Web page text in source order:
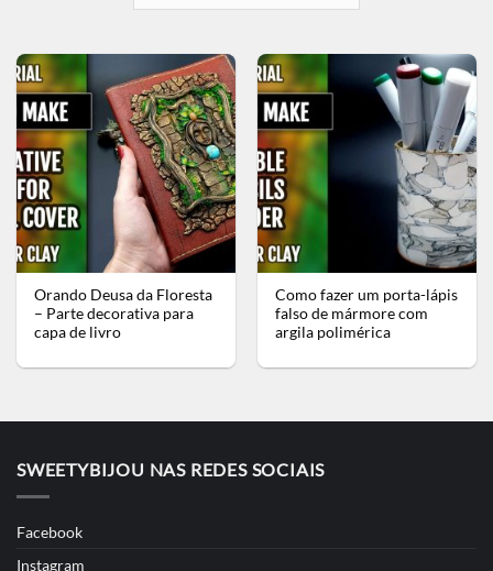
Orando Deusa da Floresta
– Parte decorativa para
capa de livro
Como fazer um porta-lápis
falso de mármore com
argila polimérica
SWEETYBIJOU NAS REDES SOCIAIS
Facebook
Instagram